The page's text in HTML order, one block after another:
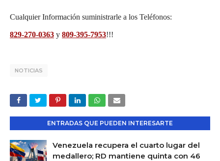
Cualquier Información suministrarle a los Teléfonos:
829-270-0363 y 809-395-7953!!!
NOTICIAS
ENTRADAS QUE PUEDEN INTERESARTE
Venezuela recupera el cuarto lugar del
medallero; RD mantiene quinta con 46